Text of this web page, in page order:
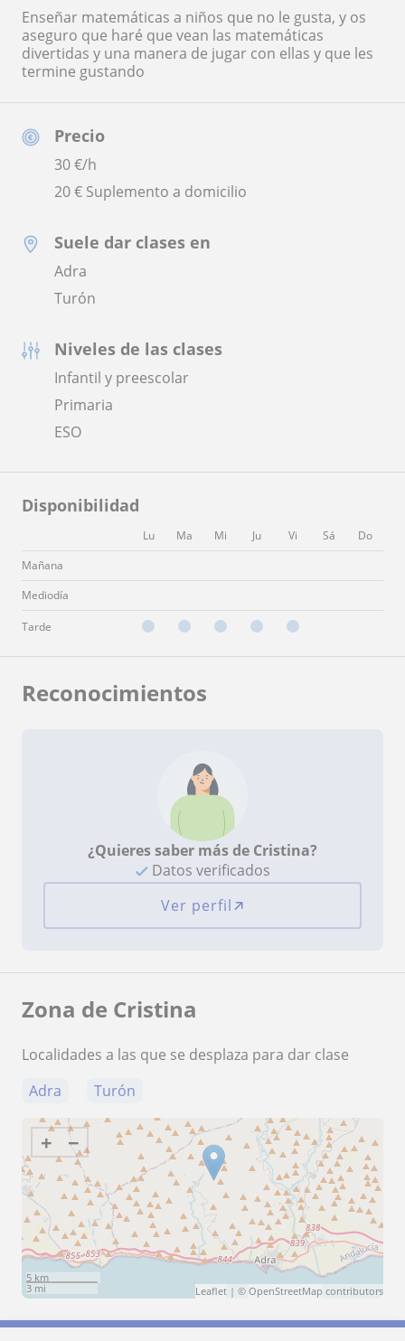
Precio
30€/h
20 € Suplemento a domicilio
Suele dar clases en
Adra
Turón
Niveles de las clases
Infantil y preescolar
Primaria
ESO
Disponibilidad
Lu Ma Mi Ju Vi Sá
Do
Mañana
Mediodía
Tarde
Enseñar matemáticas a niños que no le gusta, y os
aseguro que haré que vean las matemáticas
divertidas y una manera de jugar con ellas y que les
termine gustando
Reconocimientos
¿Quieres saber más de Cristina?
Datos verificados
Ver perfil
Zona de Cristina
Localidades a las que se desplaza para dar clase
Adra
Turón
+ −
5 km
3 mi
Leaflet | © OpenStreetMap contributors